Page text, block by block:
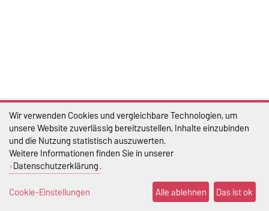
Wir verwenden Cookies und vergleichbare Technologien, um
unsere Website zuverlässig bereitzustellen, Inhalte einzubinden
und die Nutzung statistisch auszuwerten.
Weitere Informationen finden Sie in unserer
Datenschutzerklärung.
Cookie-Einstellungen
Alle ablehnen Das ist ok